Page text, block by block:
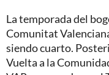
La temporada del
Comunitat
siendo cuarto.
Vuelta a la